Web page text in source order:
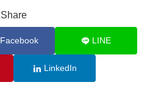
Share
Facebook LINE
LinkedIn